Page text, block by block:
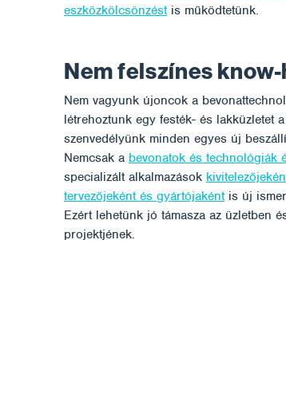
eszközkölcsönzéstis működtetünk.
Nem felszínes
Nem vagyunk újoncok a
létrehoztunk egy festék- és lakküzletet
szenvedélyünk minden egyes új
Nemcsak a bevonatok és technológiák
specializált alkalmazások
tervezőjeként és gyártójakéntis új
Ezért lehetünk jó támasza az üzletben
projektjének.